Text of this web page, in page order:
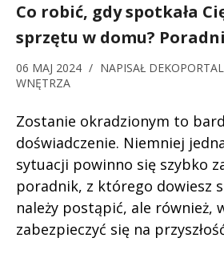
Co robić, gdy spotkała
sprzętu w domu?
06 MAJ 2024 / NAPISAŁ DEKOPORTAL
WNĘTRZA
Zostanie okradzionym to
doświadczenie. Niemniej
sytuacji powinno się szybko
poradnik, z którego dowiesz
należy postąpić, ale również,
zabezpieczyć się na